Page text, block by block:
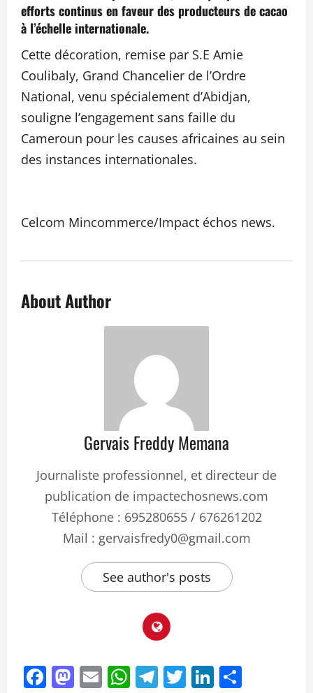
efforts continus en faveur des producteurs de cacao
à l’échelle internationale.
Cette décoration, remise par S.E Amie
Coulibaly, Grand Chancelier de l’Ordre
National, venu spécialement d’Abidjan,
souligne l’engagement sans faille du
Cameroun pour les causes africaines au sein
des instances internationales.
Celcom Mincommerce/Impact échos news.
About Author
Gervais Freddy Memana
Journaliste professionnel, et directeur de
publication de impactechosnews.com
Téléphone : 695280655 / 676261202
Mail : gervaisfredy0@gmail.com
See author's posts
Facebook
Mastodon
EmailWhatsApp
Telegram
TwitterLinkedIn